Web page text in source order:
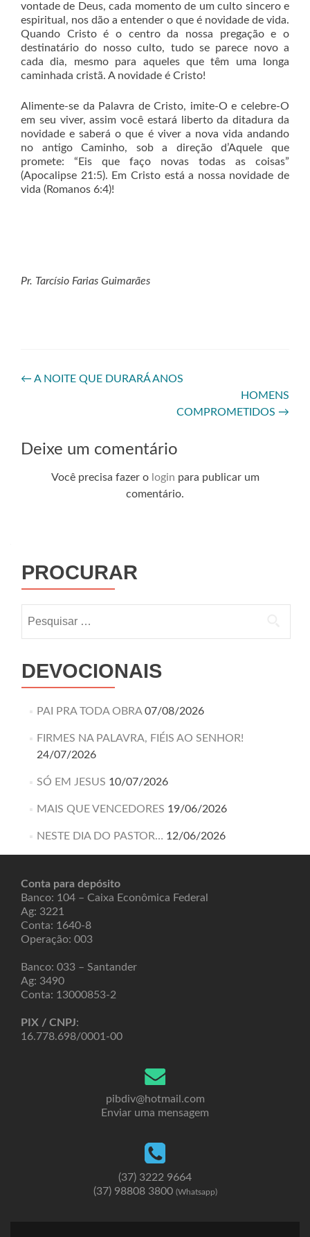
vontade de Deus, cada momento de um culto sincero e
espiritual, nos dão a entender o que é novidade de vida.
Quando Cristo é o centro da nossa pregação e o
destinatário do nosso culto, tudo se parece novo a
cada dia, mesmo para aqueles que têm uma longa
caminhada cristã. A novidade é Cristo!
Alimente-se da Palavra de Cristo, imite-O e celebre-O
em seu viver, assim você estará liberto da ditadura da
novidade e saberá o que é viver a nova vida andando
no antigo Caminho, sob a direção d’Aquele que
promete: “Eis que faço novas todas as coisas”
(Apocalipse 21:5). Em Cristo está a nossa novidade de
vida (Romanos 6:4)!
Pr. Tarcísio Farias Guimarães
← A NOITE QUE DURARÁ ANOS
HOMENS
COMPROMETIDOS →
Deixe um comentário
Você precisa fazer o login para publicar um
comentário.
PROCURAR
DEVOCIONAIS
PAI PRA TODA OBRA 07/08/2026
FIRMES NA PALAVRA, FIÉIS AO SENHOR!
24/07/2026
SÓ EM JESUS 10/07/2026
MAIS QUE VENCEDORES 19/06/2026
NESTE DIA DO PASTOR… 12/06/2026
Conta para depósito
Banco: 104 – Caixa Econômica Federal
Ag: 3221
Conta: 1640-8
Operação: 003
Banco: 033 – Santander
Ag: 3490
Conta: 13000853-2
PIX / CNPJ:
16.778.698/0001-00
pibdiv@hotmail.com
Enviar uma mensagem
(37) 3222 9664
(37) 98808 3800 (Whatsapp)